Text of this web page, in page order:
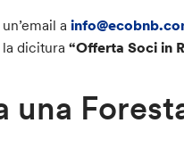
a
la dicitura“Offerta Soci in
una